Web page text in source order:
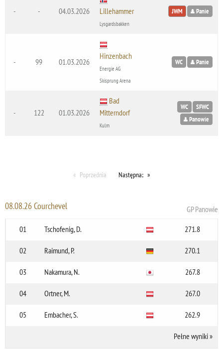
- - 04.03.2026 Lillehammer
Lysgardsbakken
JWM Panie
- 99 01.03.2026
Hinzenbach
Energie AG
Skisprung Arena
WC Panie
- 122 01.03.2026
Bad
Mitterndorf
Kulm
WC
SFWC
Panowie
Poprzednia Następna;
08.08.26 Courchevel
GP Panowie
01
Tschofenig, D. 271.8
02 Raimund, P. 270.1
03 Nakamura, N. 267.8
04 Ortner, M. 267.0
05 Embacher, S. 262.9
Pełne wyniki»